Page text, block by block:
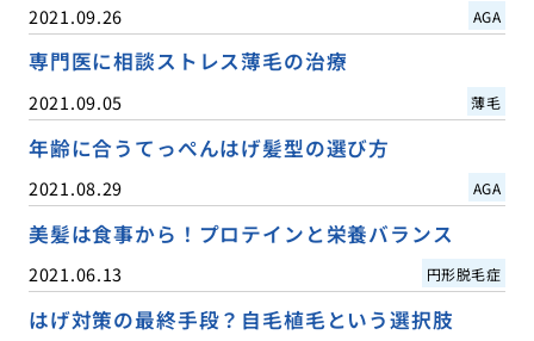
2021.09.26 AGA
専門医に相談ストレス薄毛の治療
2021.09.05 薄毛
年齢に合うてっぺんはげ髪型の選び方
2021.08.29 AGA
美髪は食事から！プロテインと栄養バランス
2021.06.13 円形脱毛症
はげ対策の最終手段？自毛植毛という選択肢